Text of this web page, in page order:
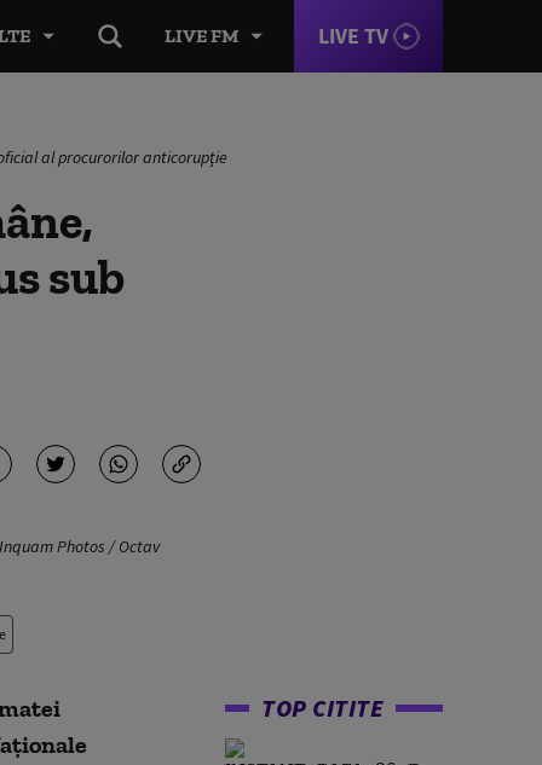
LIVE FM LIVE TV
al procurorilor anticorupție
sub
Photos / Octav
TOP CITITE